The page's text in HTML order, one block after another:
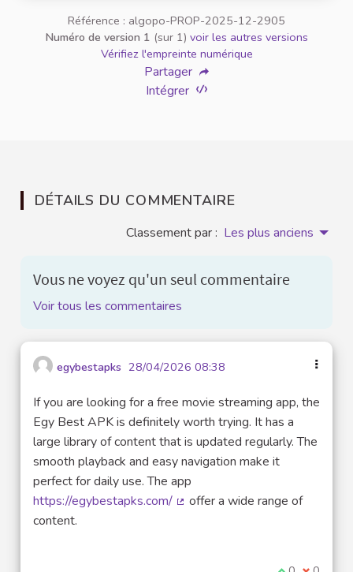
Référence : algopo-PROP-2025-12-2905
Numéro de version 1 (sur 1) voir les autres versions
Vérifiez l'empreinte numérique
Partager
Intégrer
DÉTAILS DU COMMENTAIRE
Classement par : Les plus anciens
Vous ne voyez qu'un seul commentaire
Voir tous les commentaires
egybestapks 28/04/2026 08:38
If you are looking for a free movie streaming app, the
Egy Best APK is definitely worth trying. It has a
large library of content that is updated regularly. The
smooth playback and easy navigation make it
perfect for daily use. The app
https://egybestapks.com/
offer a wide range of
content.